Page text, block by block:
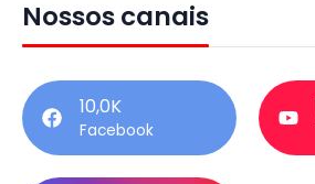
Nossos canais
10,0K
Facebook